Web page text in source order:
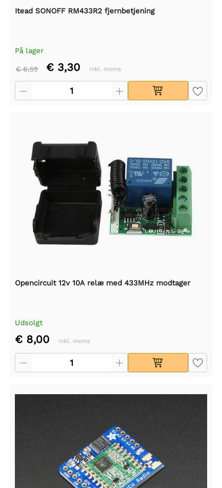
Itead SONOFF RM433R2 fjernbetjening
På lager
€ 6,55 € 3,30 Inkl. moms
Opencircuit 12v 10A relæ med 433MHz modtager
Udsolgt
€ 8,00 Inkl. moms